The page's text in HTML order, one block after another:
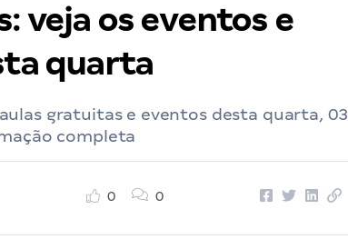
veja os eventos e
quarta
gratuitas e eventos desta quarta, 03
completa
0 0